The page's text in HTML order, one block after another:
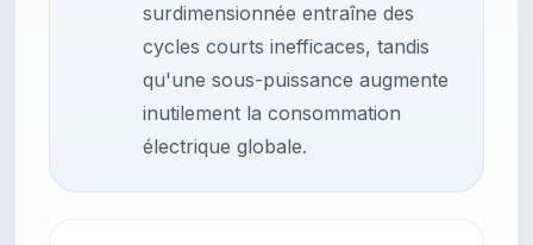
surdimensionnée entraîne des
cycles courts inefficaces, tandis
qu'une sous-puissance augmente
inutilement la consommation
électrique globale.